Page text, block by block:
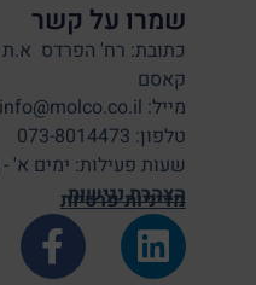
שמרו על קשר
כתובת: רח' הפרדס
קאסם
מייל: info@molco.co.il
טלפון: 073-8014473
שעות פעילות: ימים א' - ה' 8:00 -
הצהרת נגישות
מדיניות פרטיות